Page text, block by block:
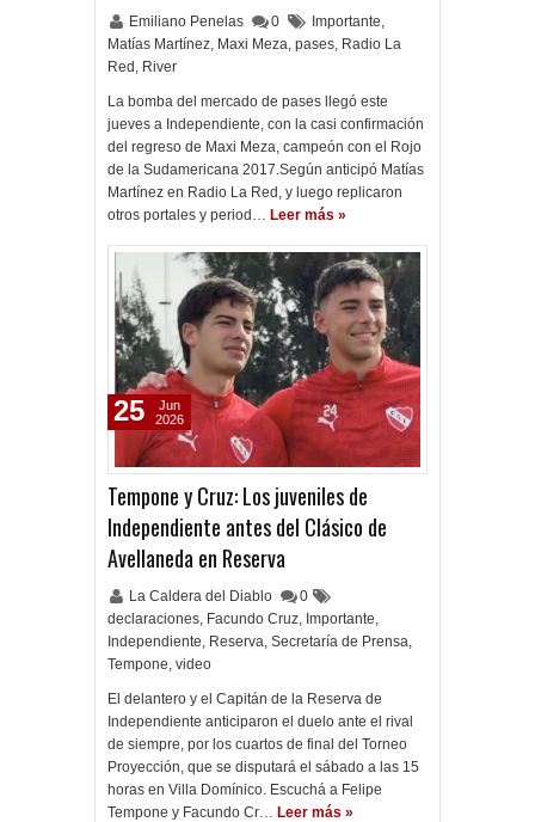
Emiliano Penelas 0 Importante,
Matías Martínez, Maxi Meza, pases, Radio La
Red , River
La bomba del mercado de pases llegó este
jueves a Independiente, con la casi confirmación
del regreso de Maxi Meza, campeón con el Rojo
de la Sudamericana 2017.Según anticipó Matías
Martínez en Radio La Red, y luego replicaron
otros portales y period… Leer más »
Tempone y Cruz: Los juveniles de
Independiente antes del Clásico de
Avellaneda en Reserva
La Caldera del Diablo
0
declaraciones, Facundo Cruz, Importante,
Independiente, Reserva, Secretaría de Prensa,
Tempone, video
El delantero y el Capitán de la Reserva de
Independiente anticiparon el duelo ante el rival
de siempre, por los cuartos de final del Torneo
Proyección, que se disputará el sábado a las 15
horas en Villa Domínico. Escuchá a Felipe
Tempone y Facundo Cr… Leer más »
25
Jun
2026